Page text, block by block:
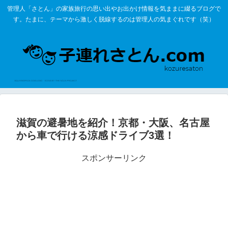
管理人「さとん」の家族旅行の思い出やお出かけ情報を気ままに綴るブログで
す。たまに、テーマから激しく脱線するのは管理人の気まぐれです（笑）
滋賀の避暑地を紹介！京都・大阪、名古屋
から車で行ける涼感ドライブ3選！
スポンサーリンク